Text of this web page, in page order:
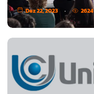
Dez 22, 2023 2624